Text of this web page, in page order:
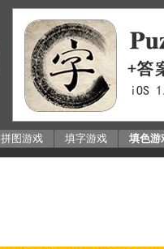
拼图游戏 填字游戏 填色游